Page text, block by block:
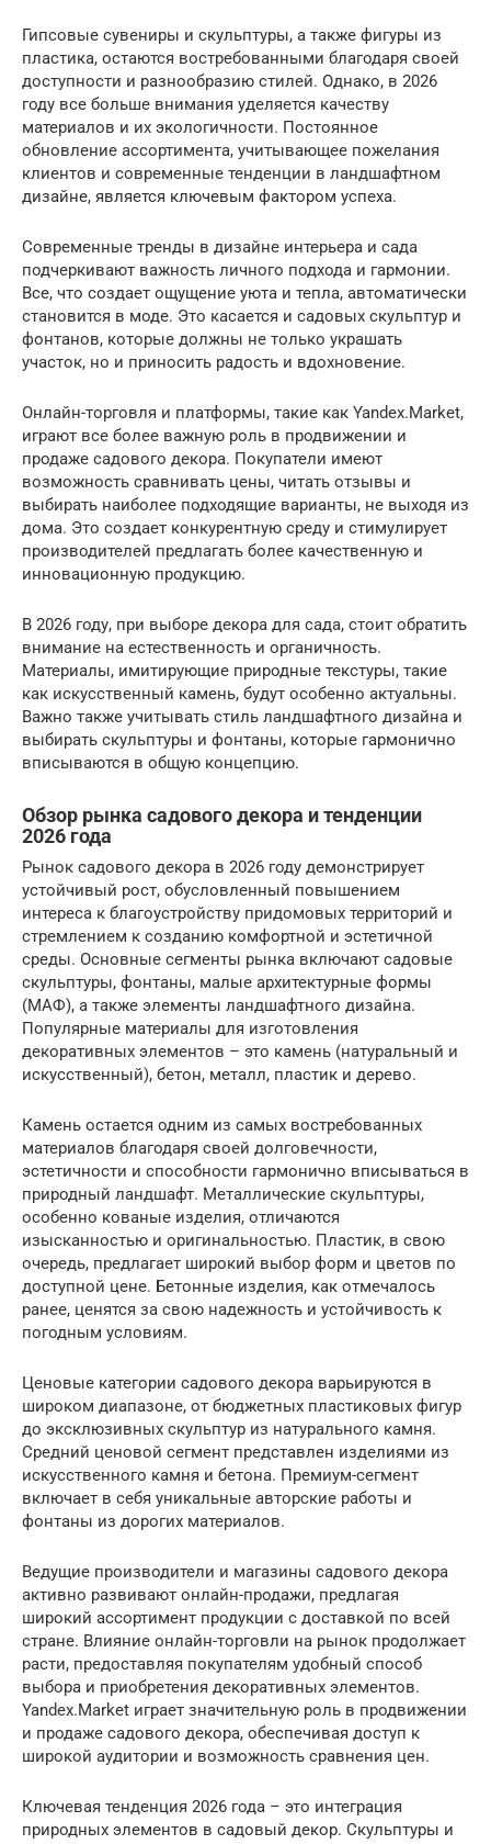
Гипсовые сувениры и скульптуры, а также фигуры из
пластика, остаются востребованными благодаря своей
доступности и разнообразию стилей. Однако, в 2026
году все больше внимания уделяется качеству
материалов и их экологичности. Постоянное
обновление ассортимента, учитывающее пожелания
клиентов и современные тенденции в ландшафтном
дизайне, является ключевым фактором успеха.
Современные тренды в дизайне интерьера и сада
подчеркивают важность личного подхода и гармонии.
Все, что создает ощущение уюта и тепла, автоматически
становится в моде. Это касается и садовых скульптур и
фонтанов, которые должны не только украшать
участок, но и приносить радость и вдохновение.
Онлайн-торговля и платформы, такие как Yandex.Market,
играют все более важную роль в продвижении и
продаже садового декора. Покупатели имеют
возможность сравнивать цены, читать отзывы и
выбирать наиболее подходящие варианты, не выходя из
дома. Это создает конкурентную среду и стимулирует
производителей предлагать более качественную и
инновационную продукцию.
В 2026 году, при выборе декора для сада, стоит обратить
внимание на естественность и органичность.
Материалы, имитирующие природные текстуры, такие
как искусственный камень, будут особенно актуальны.
Важно также учитывать стиль ландшафтного дизайна и
выбирать скульптуры и фонтаны, которые гармонично
вписываются в общую концепцию.
Обзор рынка садового декора и тенденции
2026 года
Рынок садового декора в 2026 году демонстрирует
устойчивый рост, обусловленный повышением
интереса к благоустройству придомовых территорий и
стремлением к созданию комфортной и эстетичной
среды. Основные сегменты рынка включают садовые
скульптуры, фонтаны, малые архитектурные формы
(МАФ), а также элементы ландшафтного дизайна.
Популярные материалы для изготовления
декоративных элементов – это камень (натуральный и
искусственный), бетон, металл, пластик и дерево.
Камень остается одним из самых востребованных
материалов благодаря своей долговечности,
эстетичности и способности гармонично вписываться в
природный ландшафт. Металлические скульптуры,
особенно кованые изделия, отличаются
изысканностью и оригинальностью. Пластик, в свою
очередь, предлагает широкий выбор форм и цветов по
доступной цене. Бетонные изделия, как отмечалось
ранее, ценятся за свою надежность и устойчивость к
погодным условиям.
Ценовые категории садового декора варьируются в
широком диапазоне, от бюджетных пластиковых фигур
до эксклюзивных скульптур из натурального камня.
Средний ценовой сегмент представлен изделиями из
искусственного камня и бетона. Премиум-сегмент
включает в себя уникальные авторские работы и
фонтаны из дорогих материалов.
Ведущие производители и магазины садового декора
активно развивают онлайн-продажи, предлагая
широкий ассортимент продукции с доставкой по всей
стране. Влияние онлайн-торговли на рынок продолжает
расти, предоставляя покупателям удобный способ
выбора и приобретения декоративных элементов.
Yandex.Market играет значительную роль в продвижении
и продаже садового декора, обеспечивая доступ к
широкой аудитории и возможность сравнения цен.
Ключевая тенденция 2026 года – это интеграция
природных элементов в садовый декор. Скульптуры и